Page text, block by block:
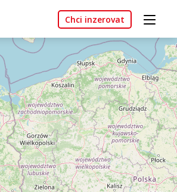
Chci inzerovat